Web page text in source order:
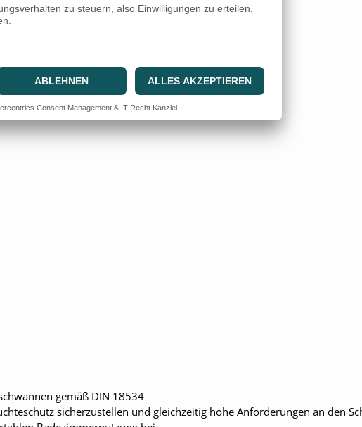
gemäß DIN 18534
sicherzustellen und gleichzeitig hohe Anforderungen an den